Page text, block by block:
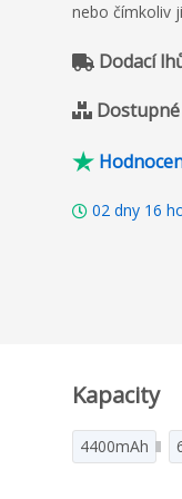
nebo čímkoliv
Dodací
02 dny 16
Kapacity
4400mAh